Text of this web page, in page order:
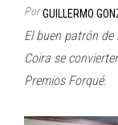
Por GUILLERMO
El buen patrón de
Coira se
Premios Forqué.